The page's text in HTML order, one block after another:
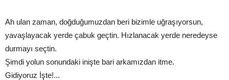
Ah ulan zaman, doğduğumuzdan beri bizimle uğraşıyorsun,
yavaşlayacak yerde çabuk geçtin. Hızlanacak yerde neredeyse
durmayı seçtin.
Şimdi yolun sonundaki inişte bari arkamızdan itme.
Gidiyoruz İşte!...